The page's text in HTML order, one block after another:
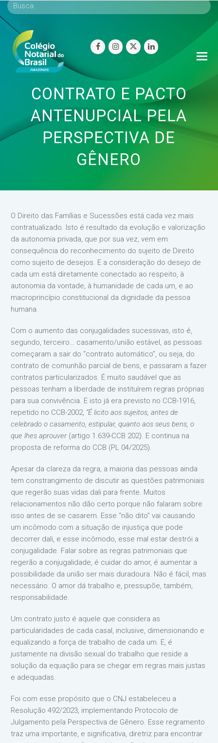
facebookinstagram
twitterlinkedin
CONTRATO E PACTO
ANTENUPCIAL PELA
PERSPECTIVA DE
GÊNERO
O Direito das Famílias e Sucessões está cada vez mais
contratualizado. Isto é resultado da evolução e valorização
da autonomia privada, que por sua vez, vem em
consequência do reconhecimento do sujeito de Direito
como sujeito de desejos. E a consideração do desejo de
cada um está diretamente conectado ao respeito, à
autonomia da vontade, à humanidade de cada um, e ao
macroprincípio constitucional da dignidade da pessoa
humana.
Com o aumento das conjugalidades sucessivas, isto é,
segundo, terceiro… casamento/união estável, as pessoas
começaram a sair do “contrato automático”, ou seja, do
contrato de comunhão parcial de bens, e passaram a fazer
contratos particularizados. É muito saudável que as
pessoas tenham a liberdade de instituírem regras próprias
para sua convivência. E isto já era previsto no CCB-1916,
repetido no CCB-2002, “É licito aos sujeitos, antes de
celebrado o casamento, estipular, quanto aos seus bens, o
que lhes aprouver(artigo 1.639-CCB 202). E continua na
proposta de reforma do CCB (PL 04/2025).
Apesar da clareza da regra, a maioria das pessoas ainda
tem constrangimento de discutir as questões patrimoniais
que regerão suas vidas dali para frente. Muitos
relacionamentos não dão certo porque não falaram sobre
isso antes de se casarem. Esse “não dito” vai causando
um incômodo com a situação de injustiça que pode
decorrer dali, e esse incômodo, esse mal estar destrói a
conjugalidade. Falar sobre as regras patrimoniais que
regerão a conjugalidade, é cuidar do amor, é aumentar a
possibilidade da união ser mais duradoura. Não é fácil, mas
necessário. O amor dá trabalho e, pressupõe, também,
responsabilidade.
Um contrato justo é aquele que considera as
particularidades de cada casal, inclusive, dimensionando e
equalizando a força de trabalho de cada um. E, é
justamente na divisão sexual do trabalho que reside a
solução da equação para se chegar em regras mais justas
e adequadas.
Foi com esse propósito que o CNJ estabeleceu a
Resolução 492/2023, implementando Protocolo de
Julgamento pela Perspectiva de Gênero. Esse regramento
traz uma importante, e significativa, diretriz para encontrar